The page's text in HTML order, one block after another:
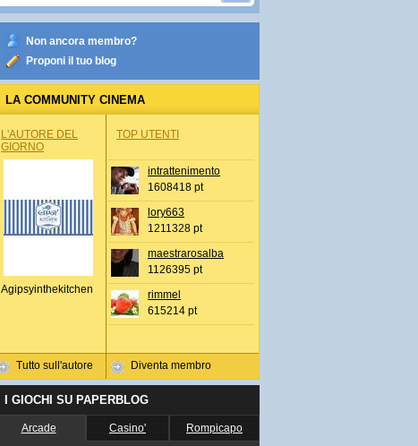
Non ancora membro?
Proponi il tuo blog
LA COMMUNITY CINEMA
L'AUTORE DEL
GIORNO
Agipsyinthekitchen
Tutto sull'autore
TOP UTENTI
intrattenimento
1608418 pt
lory663
1211328 pt
maestrarosalba
1126395 pt
rimmel
615214 pt
Diventa membro
I GIOCHI SU PAPERBLOG
Arcade Casino' Rompicapo